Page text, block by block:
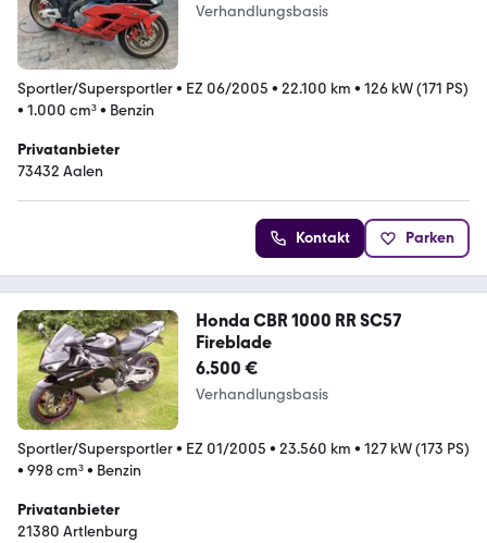
Verhandlungsbasis
Sportler/Supersportler• EZ 06/2005 • 22.100 km • 126 kW (171 PS)
• 1.000 cm³• Benzin
Privatanbieter
73432 Aalen
Kontakt Parken
Honda CBR 1000 RR SC57
Fireblade
6.500 €
Verhandlungsbasis
Sportler/Supersportler• EZ 01/2005 • 23.560 km • 127 kW (173 PS)
• 998 cm³• Benzin
Privatanbieter
21380 Artlenburg